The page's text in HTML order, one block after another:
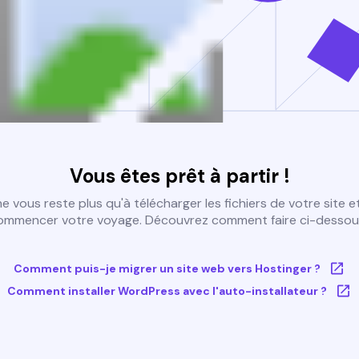
Vous êtes prêt à partir !
vous reste plus qu'à télécharger les fichiers de votre site
votre voyage. Découvrez comment faire ci-
Comment puis-je migrer un site web vers Hostinger ?
Comment installer WordPress avec l'auto-installateur ?